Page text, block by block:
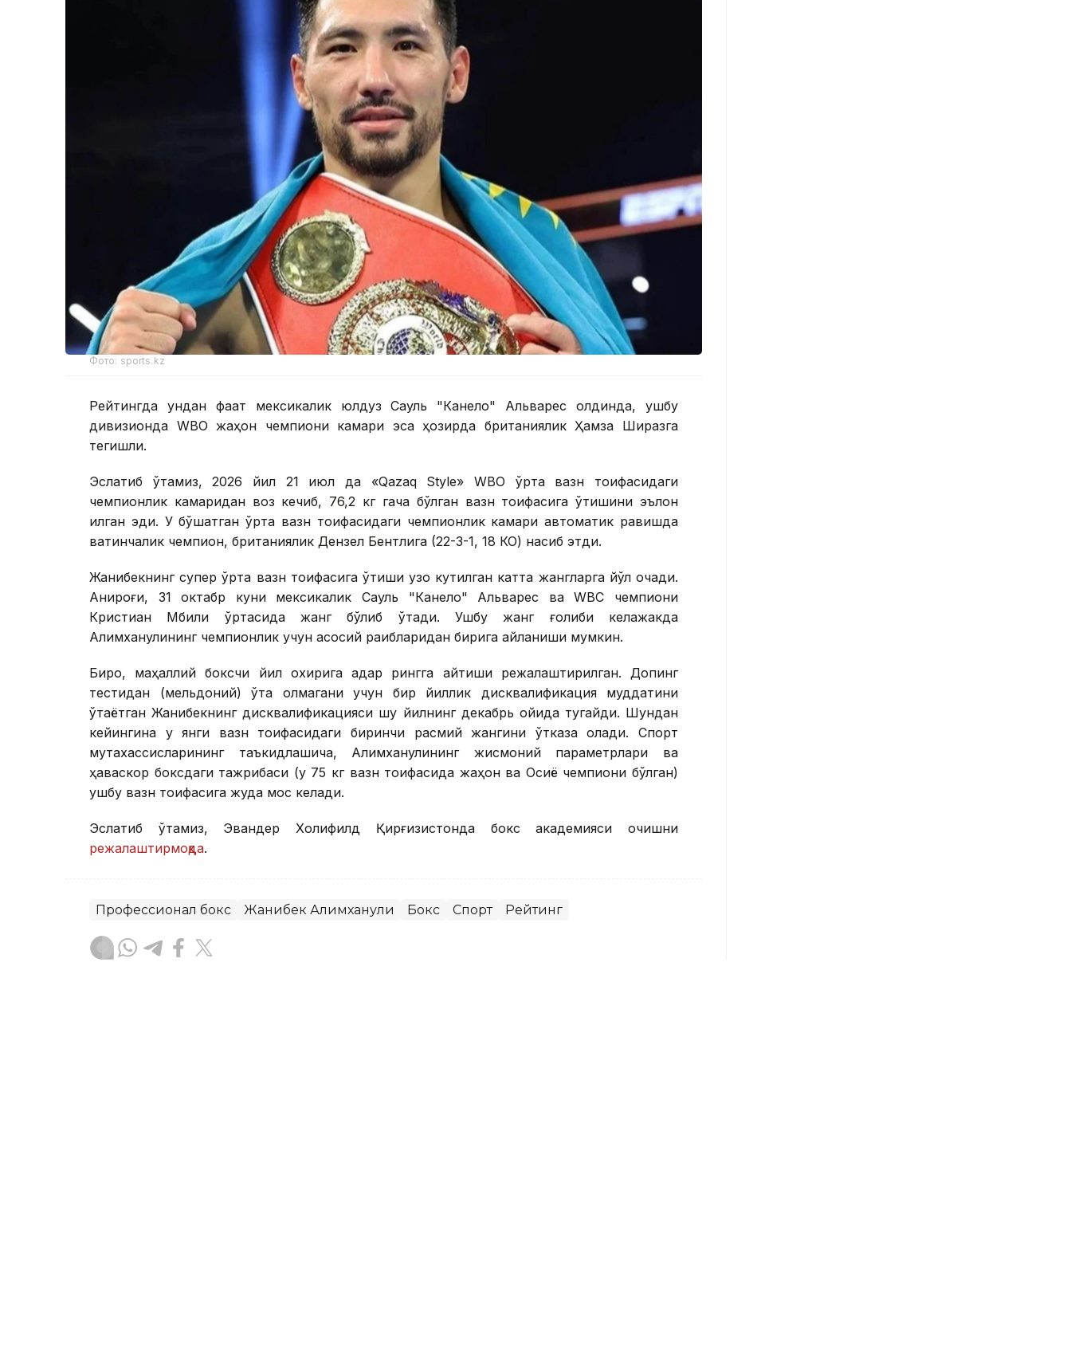
Фото: sports.kz
Рейтингда ундан фақат мексикалик юлдуз Сауль "Канело" Альварес олдинда, ушбу
дивизионда WBО жаҳон чемпиони камари эса ҳозирда британиялик Ҳамза Ширазга
тегишли.
Эслатиб ўтамиз, 2026 йил 21 июл да «Qazaq Style» WВО ўрта вазн тоифасидаги
чемпионлик камаридан воз кечиб, 76,2 кг гача бўлган вазн тоифасига ўтишини эълон
қилган эди. У бўшатган ўрта вазн тоифасидаги чемпионлик камари автоматик равишда
вақтинчалик чемпион, британиялик Дензел Бентлига (22-3-1, 18 КО) насиб этди.
Жанибекнинг супер ўрта вазн тоифасига ўтиши узоқ кутилган катта жангларга йўл очади.
Аниқроғи, 31 октабр куни мексикалик Сауль "Канело" Альварес ва WВC чемпиони
Кристиан Мбили ўртасида жанг бўлиб ўтади. Ушбу жанг ғолиби келажакда
Алимханулининг чемпионлик учун асосий рақибларидан бирига айланиши мумкин.
Бироқ, маҳаллий боксчи йил охирига қадар рингга қайтиши режалаштирилган. Допинг
тестидан (мельдоний) ўта олмагани учун бир йиллик дисквалификация муддатини
ўтаётган Жанибекнинг дисквалификацияси шу йилнинг декабрь ойида тугайди. Шундан
кейингина у янги вазн тоифасидаги биринчи расмий жангини ўтказа олади. Спорт
мутахассисларининг таъкидлашича, Алимханулининг жисмоний параметрлари ва
ҳаваскор боксдаги тажрибаси (у 75 кг вазн тоифасида жаҳон ва Осиё чемпиони бўлган)
ушбу вазн тоифасига жуда мос келади.
Эслатиб ўтамиз, Эвандер Холифилд Қирғизистонда бокс академияси очишни
режалаштирмоқда.
Профессионал бокс Жанибек Алимханули Бокс Спорт Рейтинг